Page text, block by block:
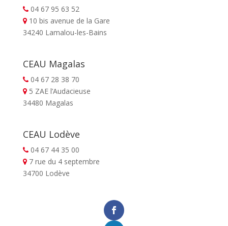
04 67 95 63 52
10 bis avenue de la Gare
34240 Lamalou-les-Bains
CEAU Magalas
04 67 28 38 70
5 ZAE l’Audacieuse
34480 Magalas
CEAU Lodève
04 67 44 35 00
7 rue du 4 septembre
34700 Lodève